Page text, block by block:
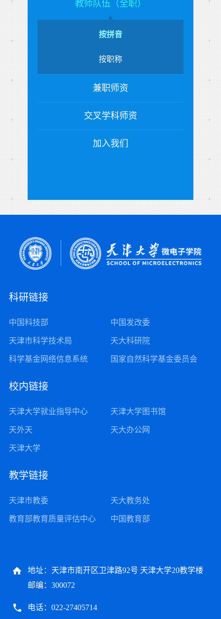
教师队伍（全职）
按拼音
按职称
兼职师资
交叉学科师资
加入我们
科研链接
中国科技部 中国发改委
天津市科学技术局 天大科研院
科学基金网络信息系统 国家自然科学基金委员会
校内链接
天津大学就业指导中心 天津大学图书馆
天外天 天大办公网
天津大学
教学链接
天津市教委 天大教务处
教育部教育质量评估中心 中国教育部
地址：天津市南开区卫津路92号 天津大学20教学楼
邮编：300072
电话：022-27405714